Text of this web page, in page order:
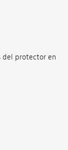
del protector en